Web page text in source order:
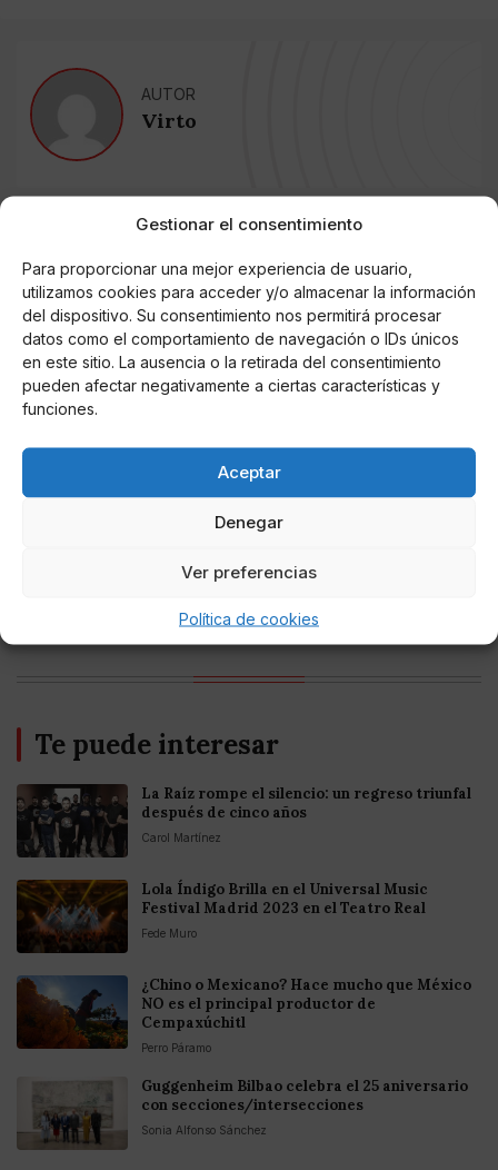
Gestionar el consentimiento
Para proporcionar una mejor experiencia de usuario,
utilizamos cookies para acceder y/o almacenar la información
del dispositivo. Su consentimiento nos permitirá procesar
datos como el comportamiento de navegación o IDs únicos
en este sitio. La ausencia o la retirada del consentimiento
pueden afectar negativamente a ciertas características y
funciones.
Aceptar
Denegar
Ver preferencias
Política de cookies
AUTOR
Virto
Noticias relacionadas
Online Casino
Mejores Cripto Casinos Online en
Colombia 2025: Bitcoin Casinos
Online Casino
Mejores Casinos Online con Bitcoin y
Criptomonedas en Argentina 2025
Mejores casinos online con
criptomonedas y Bitcoin en México 2025
Entretenimiento
Fortnite regresa para iOS en la Unión
Te puede interesar
La Raíz rompe el silencio: un regreso triunfal
después de cinco años
Carol Martínez
Lola Índigo Brilla en el Universal Music
Festival Madrid 2023 en el Teatro Real
Fede Muro
¿Chino o Mexicano? Hace mucho que México
NO es el principal productor de
Cempaxúchitl
Perro Páramo
Guggenheim Bilbao celebra el 25 aniversario
con secciones/intersecciones
Sonia Alfonso Sánchez